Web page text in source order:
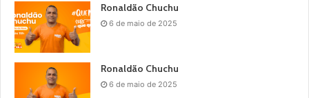
Ronaldão Chuchu
6 de maio de 2025
Ronaldão Chuchu
6 de maio de 2025